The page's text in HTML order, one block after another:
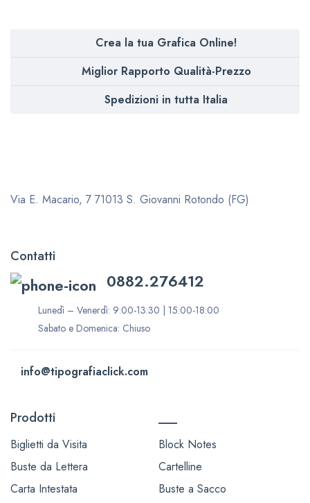
Crea la tua Grafica Online!
Miglior Rapporto Qualità-Prezzo
Spedizioni in tutta Italia
Via E. Macario, 7 71013 S. Giovanni Rotondo (FG)
Contatti
0882.276412
Lunedì – Venerdì: 9:00-13:30 | 15:00-18:00
Sabato e Domenica: Chiuso
info@tipografiaclick.com
Prodotti
Biglietti da Visita
Buste da Lettera
Carta Intestata
Block Notes
Cartelline
Buste a Sacco